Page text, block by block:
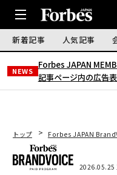
新着記事 人気記事
NEWS
Forbes JAPAN
記事ページ内の広告
トップ Forbes JAPAN
2026.05.25